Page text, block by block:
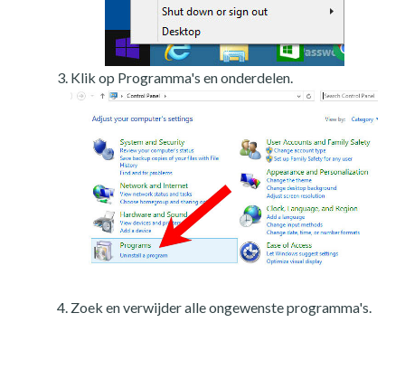
Klik op Programma's en onderdelen.
Zoek en verwijder alle ongewenste programma's.